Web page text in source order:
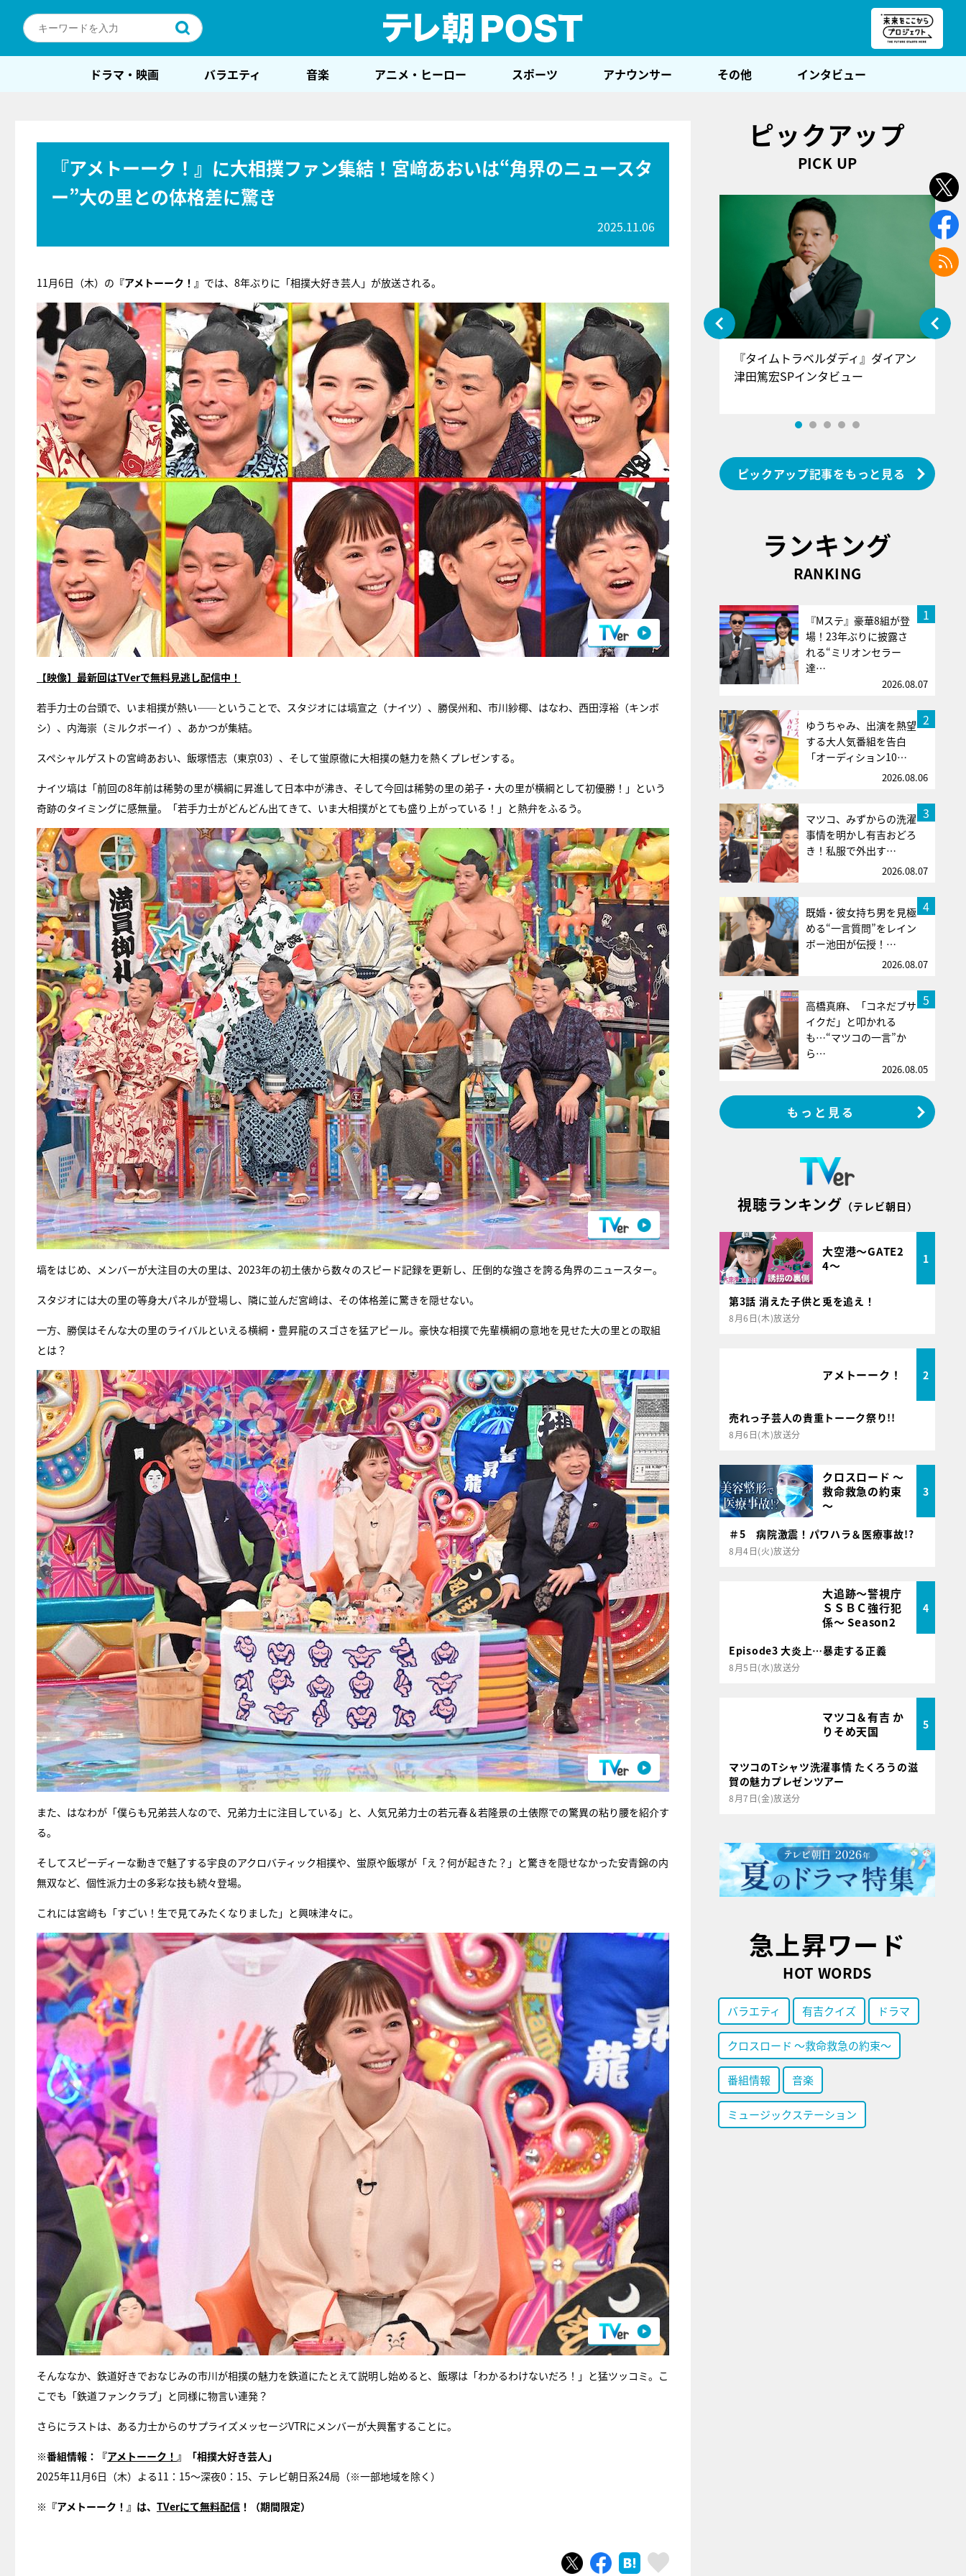
ドラマ・映画 バラエティ 音楽 アニメ・ヒーロー スポーツ アナウンサー その他 インタビュー
『アメトーーク！』に大相撲ファン集結！宮﨑あおいは“角界のニュースタ
ー”大の里との体格差に驚き
2025.11.06
11月6日（木）の 『アメトーーク！』 では、8年ぶりに「相撲大好き芸人」が放送される。
【映像】最新回はTVerで無料見逃し配信中！
若手力士の台頭で、いま相撲が熱い――ということで、スタジオには塙宣之（ナイツ）、勝俣州和、市川紗椰、はなわ、西田淳裕（キンボ
シ）、内海崇（ミルクボーイ）、あかつが集結。
スペシャルゲストの宮﨑あおい、飯塚悟志（東京03）、そして蛍原徹に大相撲の魅力を熱くプレゼンする。
ナイツ塙は「前回の8年前は稀勢の里が横綱に昇進して日本中が沸き、そして今回は稀勢の里の弟子・大の里が横綱として初優勝！」という
奇跡のタイミングに感無量。「若手力士がどんどん出てきて、いま大相撲がとても盛り上がっている！」と熱弁をふるう。
塙をはじめ、メンバーが大注目の大の里は、2023年の初土俵から数々のスピード記録を更新し、圧倒的な強さを誇る角界のニュースター。
スタジオには大の里の等身大パネルが登場し、隣に並んだ宮﨑は、その体格差に驚きを隠せない。
一方、勝俣はそんな大の里のライバルといえる横綱・豊昇龍のスゴさを猛アピール。豪快な相撲で先輩横綱の意地を見せた大の里との取組
とは？
また、はなわが「僕らも兄弟芸人なので、兄弟力士に注目している」と、人気兄弟力士の若元春＆若隆景の土俵際での驚異の粘り腰を紹介す
る。
そしてスピーディーな動きで魅了する宇良のアクロバティック相撲や、蛍原や飯塚が「え？何が起きた？」と驚きを隠せなかった安青錦の内
無双など、個性派力士の多彩な技も続々登場。
これには宮﨑も「すごい！生で見てみたくなりました」と興味津々に。
そんななか、鉄道好きでおなじみの市川が相撲の魅力を鉄道にたとえて説明し始めると、飯塚は「わかるわけないだろ！」と猛ツッコミ。こ
こでも「鉄道ファンクラブ」と同様に物言い連発？
さらにラストは、ある力士からのサプライズメッセージVTRにメンバーが大興奮することに。
※番組情報：『アメトーーク！ 』「相撲大好き芸人」
2025年11月6日（木）よる11：15～深夜0：15、テレビ朝日系24局（※一部地域を除く）
※『アメトーーク！』は、 TVerにて無料配信 ！（期間限定）
ツイートシェア はてブ
ピックアップ
PICK UP
『アイ＝ラブ！げーみんぐ』＝LOV
E齋藤樹愛羅＆佐々木舞香SPインタ
ビュー
『タイムトラベルダディ』ダイアン
津田篤宏SPインタビュー
ピックアップ記事をもっと見る
ランキング
RANKING
1
『Mステ』豪華8組が登
場！23年ぶりに披露さ
れる“ミリオンセラー
達…
2026.08.07
2
ゆうちゃみ、出演を熱望
する大人気番組を告白
「オーディション10…
2026.08.06
3
マツコ、みずからの洗濯
事情を明かし有吉おどろ
き！私服で外出す…
2026.08.07
4
既婚・彼女持ち男を見極
める“一言質問”をレイン
ボー池田が伝授！…
2026.08.07
5
高橋真麻、「コネだブサ
イクだ」と叩かれる
も…“マツコの一言”か
ら…
2026.08.05
もっと見る
視聴ランキング （テレビ朝日）
大空港～GATE2
4～
1
第3話 消えた子供と兎を追え！
8月6日(木)放送分
アメトーーク！ 2
売れっ子芸人の貴重トーーク祭り!!
8月6日(木)放送分
クロスロード ～
救命救急の約束
～
3
＃5 病院激震！パワハラ＆医療事故!?
8月4日(火)放送分
大追跡～警視庁
ＳＳＢＣ強行犯
係～ Season2
4
Episode3 大炎上…暴走する正義
8月5日(水)放送分
マツコ＆有吉 か
りそめ天国
5
マツコのTシャツ洗濯事情 たくろうの滋
賀の魅力プレゼンツアー
8月7日(金)放送分
急上昇ワード
HOT WORDS
バラエティ 有吉クイズ ドラマ
クロスロード ～救命救急の約束～
番組情報 音楽
ミュージックステーション